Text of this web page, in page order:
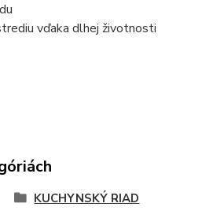
vďaka dlhej životnosti
KUCHYNSKÝ RIAD